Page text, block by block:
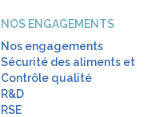
NOS ENGAGEMENTS
Nos engagements
Sécurité des aliments et
Contrôle qualité
R&D
RSE